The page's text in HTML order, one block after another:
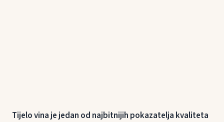
Tijelo vina je jedan od najbitnijih pokazatelja kvaliteta